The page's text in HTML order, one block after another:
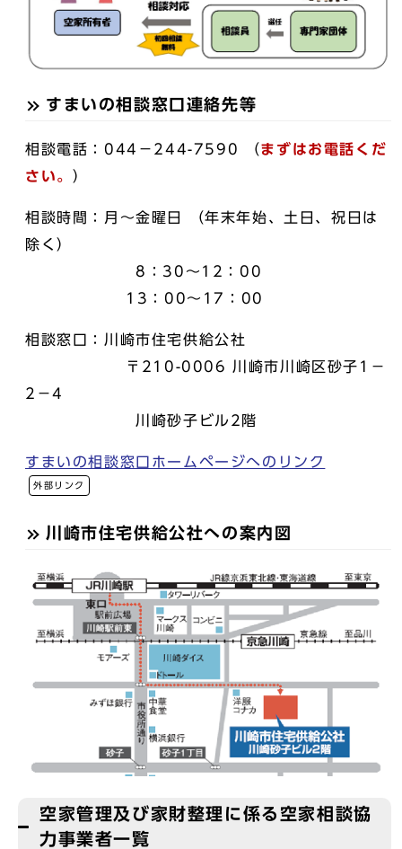
すまいの相談窓口連絡先等
相談電話：044－244-7590 （まずはお電話くだ
さい。 ）
相談時間：月～金曜日 （年末年始、土日、祝日は
除く）
8：30～12：00
13：00～17：00
相談窓口：川崎市住宅供給公社
〒210-0006 川崎市川崎区砂子1－
2－4
川崎砂子ビル2階
すまいの相談窓口ホームページへのリンク
外部リンク
川崎市住宅供給公社への案内図
空家管理及び家財整理に係る空家相談協
力事業者一覧